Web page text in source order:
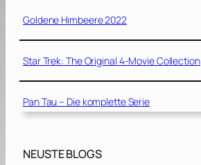
Goldene Himbeere 2022
Star Trek: The Original 4-Movie Collection
Pan Tau – Die komplette Serie
NEUSTE BLOGS